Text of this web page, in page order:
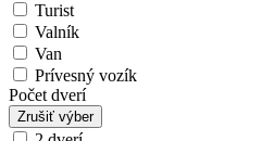
Turist
Valník
Van
Prívesný vozík
Počet dverí
Zrušiť výber